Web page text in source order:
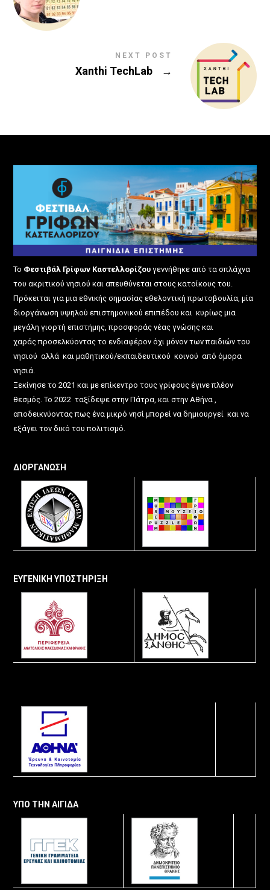
NEXT POST
Xanthi TechLab →
Το Φεστιβάλ Γρίφων Καστελλορίζου γεννήθηκε από τα σπλάχνα
του ακριτικού νησιού και απευθύνεται στους κατοίκους του.
Πρόκειται για μια εθνικής σημασίας εθελοντική πρωτοβουλία, μία
διοργάνωση υψηλού επιστημονικού επιπέδου και κυρίως μια
μεγάλη γιορτή επιστήμης, προσφοράς νέας γνώσης και
χαράς προσελκύοντας το ενδιαφέρον όχι μόνον των παιδιών του
νησιού αλλά και μαθητικού/εκπαιδευτικού κοινού από όμορα
νησιά.
Ξεκίνησε το 2021 και με επίκεντρο τους γρίφους έγινε πλέον
θεσμός. Το 2022 ταξίδεψε στην Πάτρα, και στην Αθήνα ,
αποδεικνύοντας πως ένα μικρό νησί μπορεί να δημιουργεί και να
εξάγει τον δικό του πολιτισμό.
ΔΙΟΡΓΑΝΩΣΗ
ΕΥΓΕΝΙΚΗ ΥΠΟΣΤΗΡΙΞΗ
ΥΠΟ ΤΗΝ ΑΙΓΙΔΑ